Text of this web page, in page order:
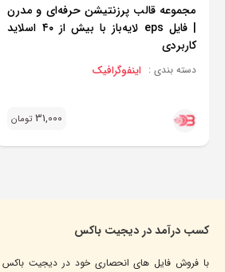
مجموعه قالب پرزنتیشن حرفه‌ای و مدرن
| فایل eps لایه‌باز با بیش از ۴۰ اسلاید
کاربردی
دسته بندی : اینفوگرافیک
31,000 تومان
کسب درآمد در دیجیت باکس
با فروش فایل های انحصاری خود در دیجیت باکس